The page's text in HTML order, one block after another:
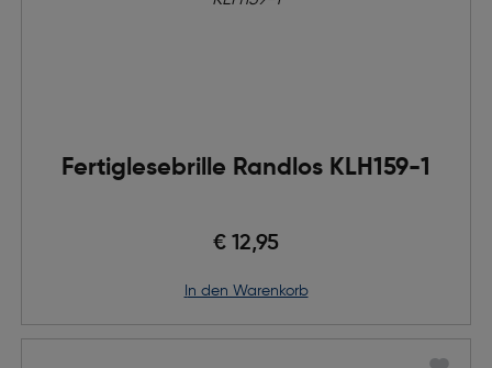
Fertiglesebrille Randlos KLH159-1
€ 12,95
in den Warenkorb